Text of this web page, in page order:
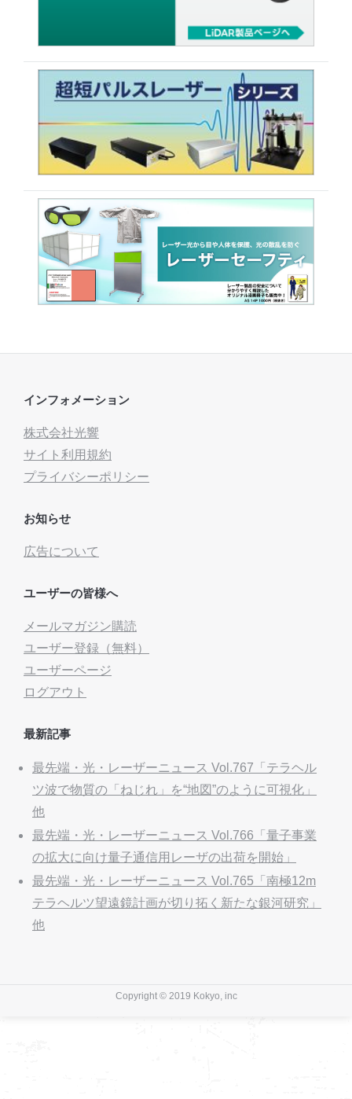
インフォメーション
株式会社光響
サイト利用規約
プライバシーポリシー
お知らせ
広告について
ユーザーの皆様へ
メールマガジン購読
ユーザー登録（無料）
ユーザーページ
ログアウト
最新記事
最先端・光・レーザーニュース Vol.767「テラヘル
ツ波で物質の「ねじれ」を“地図”のように可視化」
他
最先端・光・レーザーニュース Vol.766「量子事業
の拡大に向け量子通信用レーザの出荷を開始」
最先端・光・レーザーニュース Vol.765「南極12m
テラヘルツ望遠鏡計画が切り拓く新たな銀河研究」
他
Copyright © 2019 Kokyo, inc